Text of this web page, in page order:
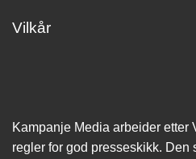
Vilkår
Kampanje Media arbeider
regler for god presseskikk. Den